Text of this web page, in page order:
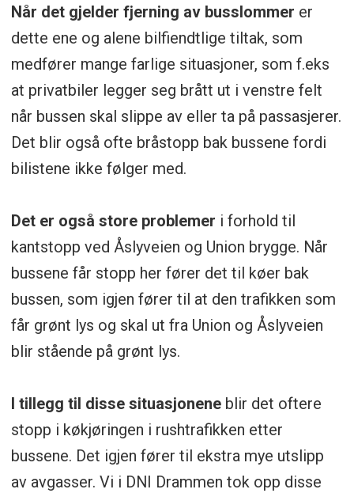
Når det gjelder fjerning av busslommer er
dette ene og alene bilfiendtlige tiltak, som
medfører mange farlige situasjoner, som f.eks
at privatbiler legger seg brått ut i venstre felt
når bussen skal slippe av eller ta på passasjerer.
Det blir også ofte bråstopp bak bussene fordi
bilistene ikke følger med.
Det er også store problemer i forhold til
kantstopp ved Åslyveien og Union brygge. Når
bussene får stopp her fører det til køer bak
bussen, som igjen fører til at den trafikken som
får grønt lys og skal ut fra Union og Åslyveien
blir stående på grønt lys.
I tillegg til disse situasjoneneblir det oftere
stopp i køkjøringen i rushtrafikken etter
bussene. Det igjen fører til ekstra mye utslipp
av avgasser. Vi i DNI Drammen tok opp disse